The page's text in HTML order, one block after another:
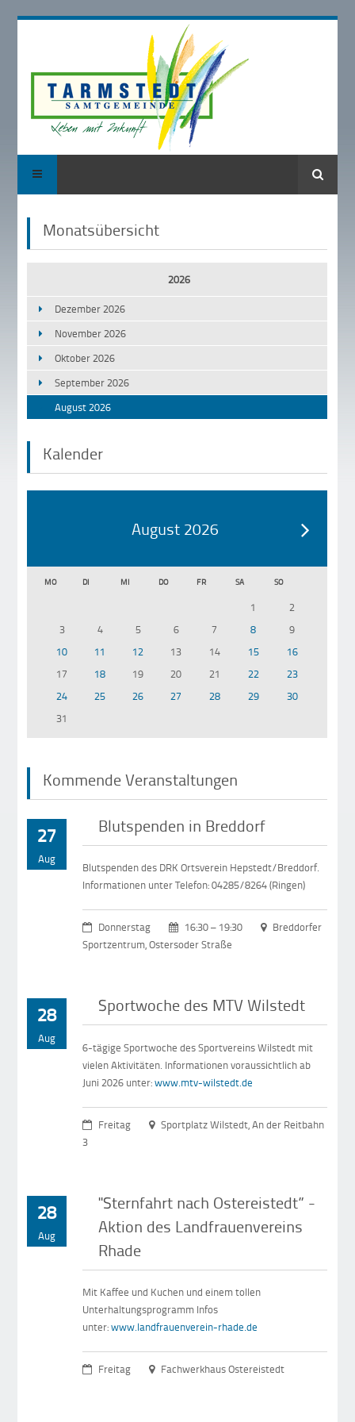
Suche
Monatsübersicht
2026
Dezember 2026
November 2026
Oktober 2026
September 2026
August 2026
Kalender
August 2026
MO DI MI DO FR SA SO
1
2
3
4 5 6 7 8
9
10
11 12 13 14 15
16
17
18 19 20 21 22
23
24
25 26 27 28 29
30
31
Kommende Veranstaltungen
27
Aug
Blutspenden in Breddorf
Blutspenden des DRK Ortsverein Hepstedt/Breddorf.
Informationen unter Telefon: 04285/8264 (Ringen)
Donnerstag 16:30 – 19:30
Breddorfer
Sportzentrum, Ostersoder Straße
28
Aug
Sportwoche des MTV Wilstedt
6-tägige Sportwoche des Sportvereins Wilstedt mit
vielen Aktivitäten. Informationen voraussichtlich ab
Juni 2026 unter:www.mtv-wilstedt.de
Freitag
Sportplatz Wilstedt, An der Reitbahn
3
28
Aug
"Sternfahrt nach Ostereistedt” -
Aktion des Landfrauenvereins
Rhade
Mit Kaffee und Kuchen und einem tollen
Unterhaltungsprogramm Infos
unter:www.landfrauenverein-rhade.de
Freitag Fachwerkhaus Ostereistedt